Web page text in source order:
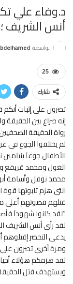
د.وفاء علي
أنس الشريف ؛
بواسطة
25
شارك
تصرون على إثبات أنكم
إنه صراع بين الحقيقة
رواة الحقيقة
لم يختلفوا الجوع فى
الأطفال جوعآ
الغول ومحمد قريقع
محمد نوفل وأسامة
التى هزم تابوتها قوة
قتلهم فصوتهم أعلى
“لقد كانوا شهودآ
لقد رأى أنس الشريف
يدعى التحضر
ومرة أخرى تصرون على
لقد هزمكم هؤلاء
ويستهدف قتل